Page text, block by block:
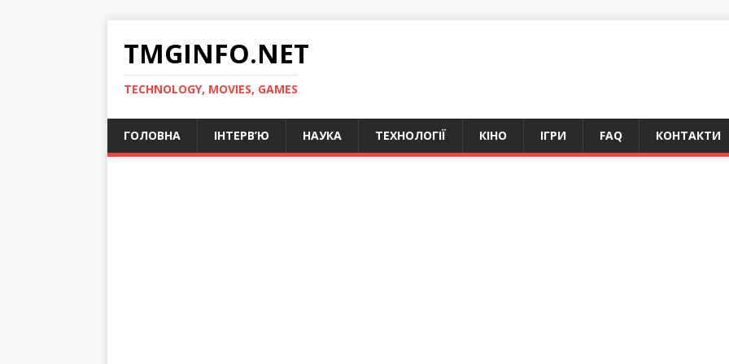
TMGINFO.NET
ТECHNOLOGY, MOVIES, GAMES
ГОЛОВНА ІНТЕРВ’Ю НАУКА ТЕХНОЛОГІЇ КІНО ІГРИ FAQ КОНТАКТИ